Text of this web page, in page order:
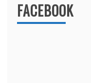
FACEBOOK